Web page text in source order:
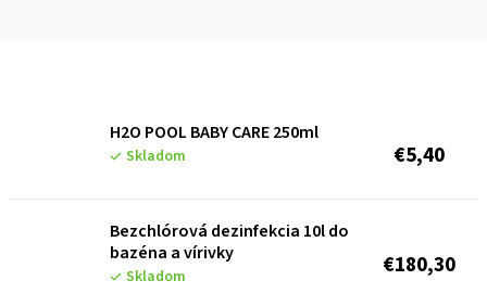
H2O POOL BABY CARE 250ml
Skladom €5,40
Bezchlórová dezinfekcia 10l do
bazéna a vírivky
Skladom €180,30
i